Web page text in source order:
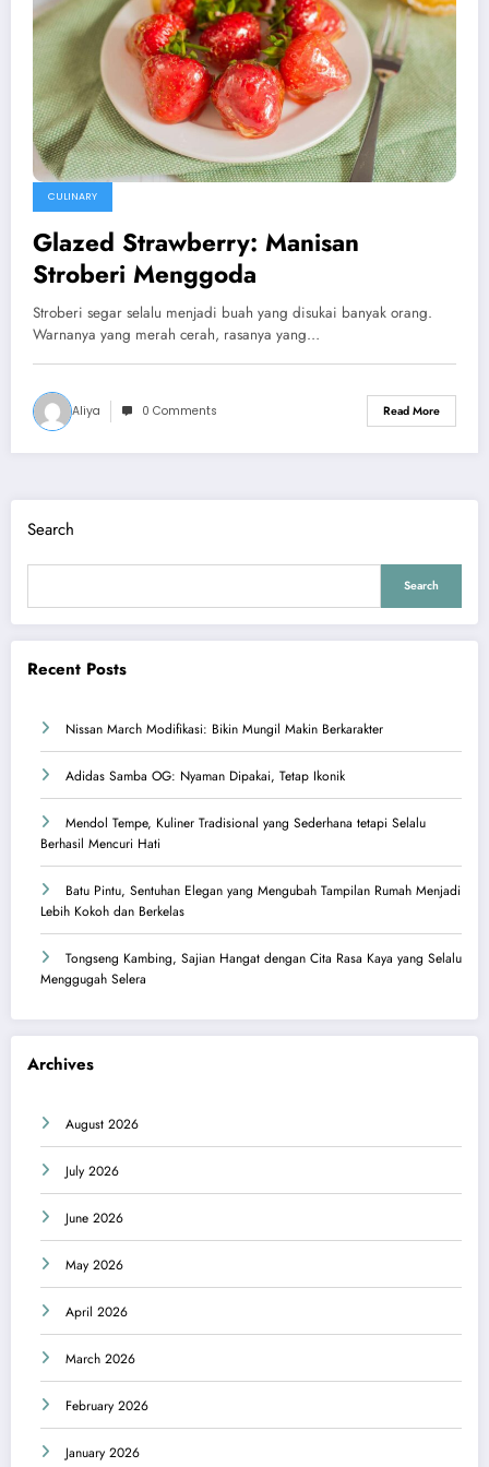
CULINARY
Glazed Strawberry: Manisan
Stroberi Menggoda
Stroberi segar selalu menjadi buah yang disukai banyak orang.
Warnanya yang merah cerah, rasanya yang…
Aliya 0 Comments Read More
Search
Search
Recent Posts
Nissan March Modifikasi: Bikin Mungil Makin Berkarakter
Adidas Samba OG: Nyaman Dipakai, Tetap Ikonik
Mendol Tempe, Kuliner Tradisional yang Sederhana tetapi Selalu
Berhasil Mencuri Hati
Batu Pintu, Sentuhan Elegan yang Mengubah Tampilan Rumah Menjadi
Lebih Kokoh dan Berkelas
Tongseng Kambing, Sajian Hangat dengan Cita Rasa Kaya yang Selalu
Menggugah Selera
Archives
August 2026
July 2026
June 2026
May 2026
April 2026
March 2026
February 2026
January 2026